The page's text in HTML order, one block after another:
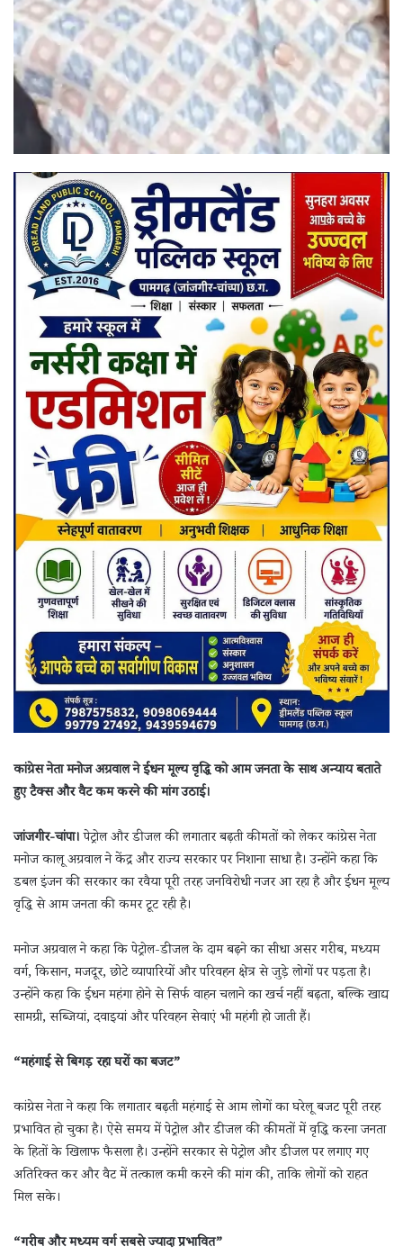
कांग्रेस नेता मनोज अग्रवाल ने ईंधन मूल्य वृद्धि को आम जनता के साथ अन्याय बताते
हुए टैक्स और वैट कम करने की मांग उठाई।
जांजगीर-चांपा।पेट्रोल और डीजल की लगातार बढ़ती कीमतों को लेकर कांग्रेस नेता
मनोज कालू अग्रवाल ने केंद्र और राज्य सरकार पर निशाना साधा है। उन्होंने कहा कि
डबल इंजन की सरकार का रवैया पूरी तरह जनविरोधी नजर आ रहा है और ईंधन मूल्य
वृद्धि से आम जनता की कमर टूट रही है।
मनोज अग्रवाल ने कहा कि पेट्रोल-डीजल के दाम बढ़ने का सीधा असर गरीब, मध्यम
वर्ग, किसान, मजदूर, छोटे व्यापारियों और परिवहन क्षेत्र से जुड़े लोगों पर पड़ता है।
उन्होंने कहा कि ईंधन महंगा होने से सिर्फ वाहन चलाने का खर्च नहीं बढ़ता, बल्कि खाद्य
सामग्री, सब्जियां, दवाइयां और परिवहन सेवाएं भी महंगी हो जाती हैं।
“महंगाई से बिगड़ रहा घरों का बजट”
कांग्रेस नेता ने कहा कि लगातार बढ़ती महंगाई से आम लोगों का घरेलू बजट पूरी तरह
प्रभावित हो चुका है। ऐसे समय में पेट्रोल और डीजल की कीमतों में वृद्धि करना जनता
के हितों के खिलाफ फैसला है। उन्होंने सरकार से पेट्रोल और डीजल पर लगाए गए
अतिरिक्त कर और वैट में तत्काल कमी करने की मांग की, ताकि लोगों को राहत
मिल सके।
“गरीब और मध्यम वर्ग सबसे ज्यादा प्रभावित”